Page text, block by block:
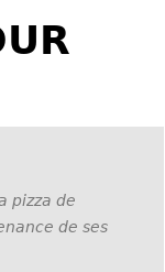
pizza de
de ses